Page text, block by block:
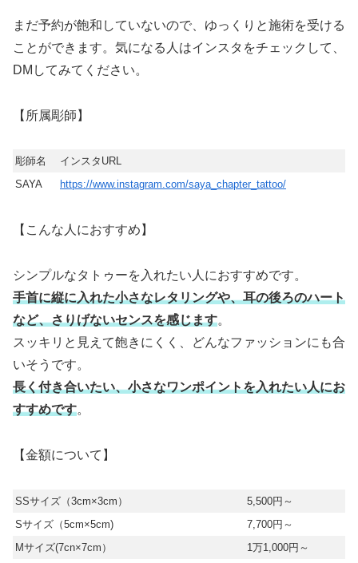
まだ予約が飽和していないので、ゆっくりと施術を受ける
ことができます。気になる人はインスタをチェックして、
DMしてみてください。
【所属彫師】
彫師名
インスタURL
SAYA
https://www.instagram.com/saya_chapter_tattoo/
【こんな人におすすめ】
シンプルなタトゥーを入れたい人におすすめです。
手首に縦に入れた小さなレタリングや、耳の後ろのハート
など、さりげないセンスを感じます。
スッキリと見えて飽きにくく、どんなファッションにも合
いそうです。
長く付き合いたい、小さなワンポイントを入れたい人にお
すすめです。
【金額について】
SSサイズ（3cm×3cm）
5,500円～
Sサイズ（5cm×5cm)
7,700円～
Mサイズ(7cn×7cm）
1万1,000円～